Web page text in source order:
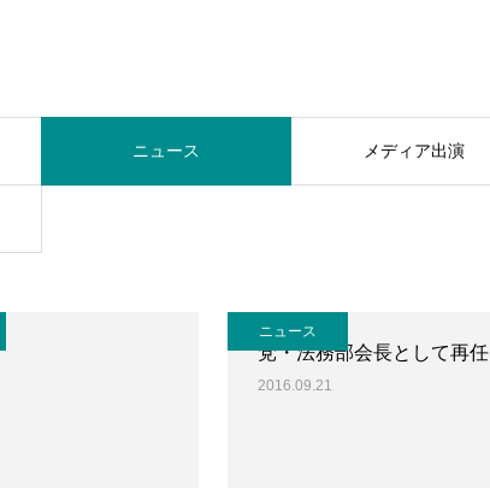
ニュース メディア出演
ニュース
党・法務部会長として再任
2016.09.21